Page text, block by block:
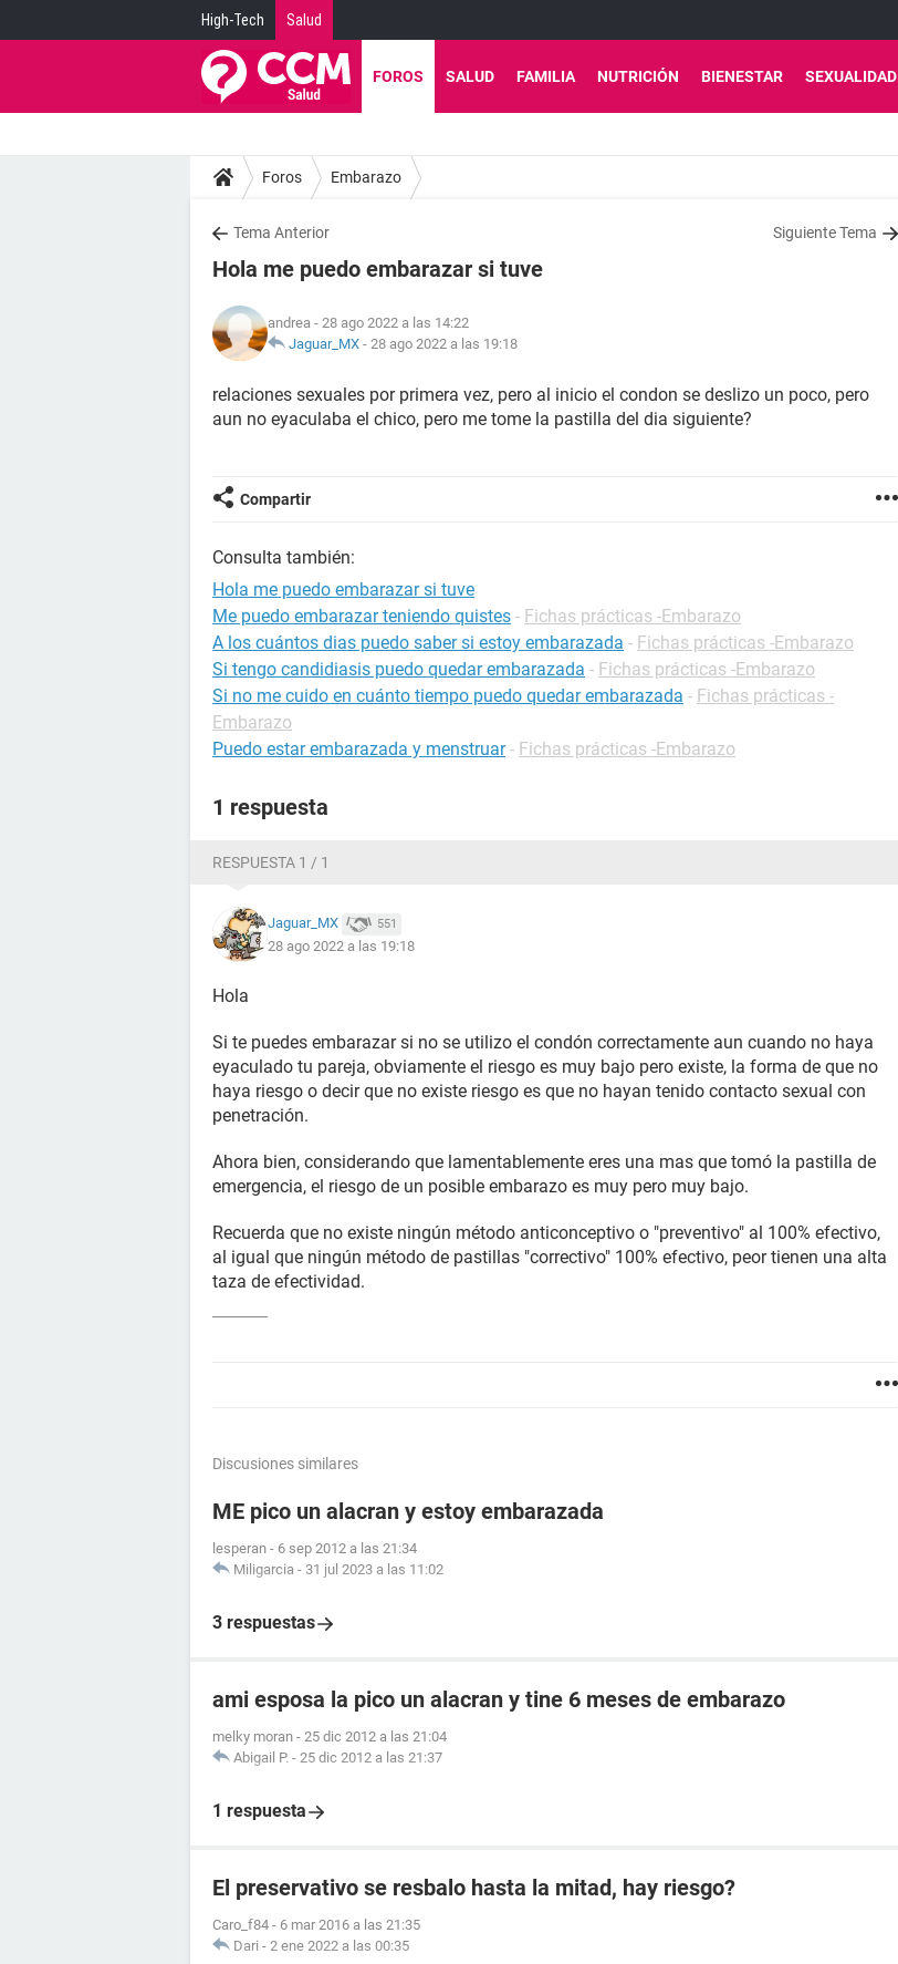
High-Tech Salud
FOROS SALUD FAMILIA NUTRICIÓN BIENESTAR SEXUALIDAD
Foros Embarazo
Tema Anterior Siguiente Tema
Hola me puedo embarazar si tuve
andrea - 28 ago 2022 a las 14:22
Jaguar_MX - 28 ago 2022 a las 19:18
relaciones sexuales por primera vez, pero al inicio el condon se deslizo un poco, pero
aun no eyaculaba el chico, pero me tome la pastilla del dia siguiente?
Compartir
Consulta también:
Hola me puedo embarazar si tuve
Me puedo embarazar teniendo quistes - Fichas prácticas -Embarazo
A los cuántos dias puedo saber si estoy embarazada - Fichas prácticas -Embarazo
Si tengo candidiasis puedo quedar embarazada - Fichas prácticas -Embarazo
Si no me cuido en cuánto tiempo puedo quedar embarazada - Fichas prácticas -
Embarazo
Puedo estar embarazada y menstruar - Fichas prácticas -Embarazo
1 respuesta
RESPUESTA 1 / 1
Jaguar_MX 551
28 ago 2022 a las 19:18
Hola
Si te puedes embarazar si no se utilizo el condón correctamente aun cuando no haya
eyaculado tu pareja, obviamente el riesgo es muy bajo pero existe, la forma de que no
haya riesgo o decir que no existe riesgo es que no hayan tenido contacto sexual con
penetración.
Ahora bien, considerando que lamentablemente eres una mas que tomó la pastilla de
emergencia, el riesgo de un posible embarazo es muy pero muy bajo.
Recuerda que no existe ningún método anticonceptivo o "preventivo" al 100% efectivo,
al igual que ningún método de pastillas "correctivo" 100% efectivo, peor tienen una alta
taza de efectividad.
Discusiones similares
ME pico un alacran y estoy embarazada
lesperan - 6 sep 2012 a las 21:34
Miligarcia - 31 jul 2023 a las 11:02
3 respuestas
ami esposa la pico un alacran y tine 6 meses de embarazo
melky moran - 25 dic 2012 a las 21:04
Abigail P. - 25 dic 2012 a las 21:37
1 respuesta
El preservativo se resbalo hasta la mitad, hay riesgo?
Caro_f84 - 6 mar 2016 a las 21:35
Dari - 2 ene 2022 a las 00:35